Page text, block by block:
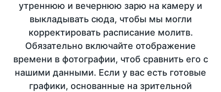
утреннюю и вечернюю зарю на камеру и
выкладывать сюда, чтобы мы могли
корректировать расписание молитв.
Обязательно включайте отображение
времени в фотографии, чтоб сравнить его с
нашими данными. Если у вас есть готовые
графики, основанные на зрительной